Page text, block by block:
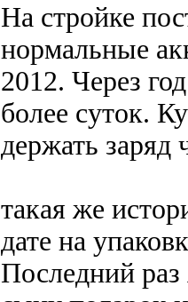
На стройке
нормальные
2012. Через
более суток.
держать заряд
такая же
дате на
Последний